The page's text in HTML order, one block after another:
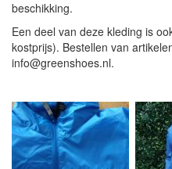
beschikking.
Een deel van deze kleding is
kostprijs). Bestellen van
info@greenshoes.nl.